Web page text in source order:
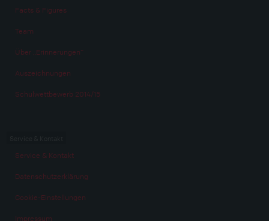
Facts & Figures
Team
Über „Erinnerungen“
Auszeichnungen
Schulwettbewerb 2014/15
Service & Kontakt
Datenschutzerklärung
Cookie-Einstellungen
Impressum